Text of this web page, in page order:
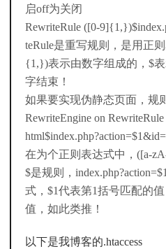
启off为关闭
RewriteRule ([0-
teRule是重写规则，是用正
{1,})表示由数字组成的，$
字结束！
如果要实现伪静态页面，规
RewriteEngine on
在为个正则表达式中，([a-
$是规则，
式，$1代表第1括号匹配的
值，如此类推！
以下是我博客的.htaccess